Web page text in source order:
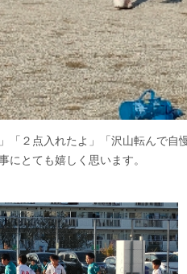
「２点入れたよ」「沢山転んで
にとても嬉しく思います。